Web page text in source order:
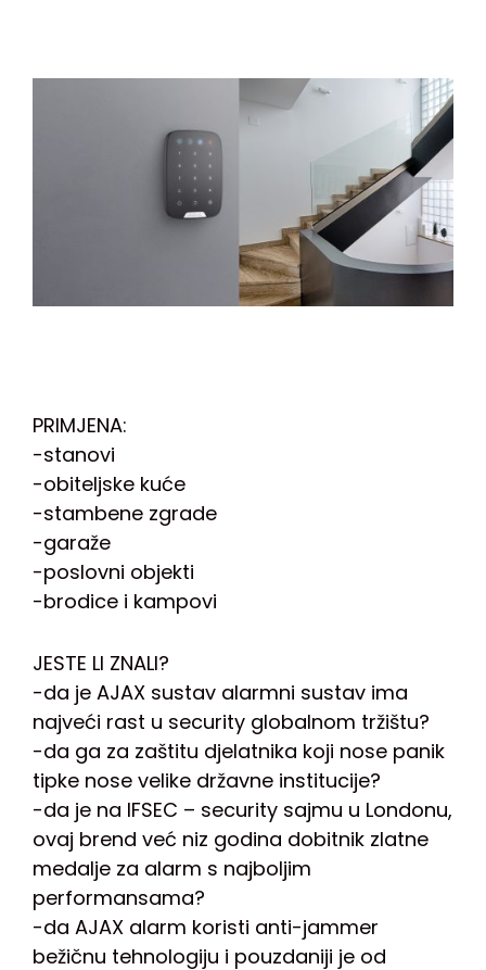
PRIMJENA:
-stanovi
-obiteljske kuće
-stambene zgrade
-garaže
-poslovni objekti
-brodice i kampovi
JESTE LI ZNALI?
-da je AJAX sustav alarmni sustav ima
najveći rast u security globalnom tržištu?
-da ga za zaštitu djelatnika koji nose panik
tipke nose velike državne institucije?
-da je na IFSEC – security sajmu u Londonu,
ovaj brend već niz godina dobitnik zlatne
medalje za alarm s najboljim
performansama?
-da AJAX alarm koristi anti-jammer
bežičnu tehnologiju i pouzdaniji je od